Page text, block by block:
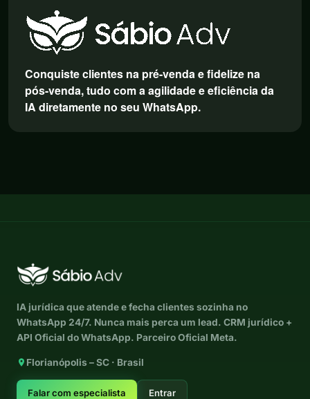
Conquiste clientes na pré-venda e fidelize na
pós-venda, tudo com a agilidade e eficiência da
IA diretamente no seu WhatsApp.
IA jurídica que atende e fecha clientes sozinha no
WhatsApp 24/7. Nunca mais perca um lead. CRM jurídico +
API Oficial do WhatsApp. Parceiro Oficial Meta.
Florianópolis – SC · Brasil
Falar com especialista Entrar